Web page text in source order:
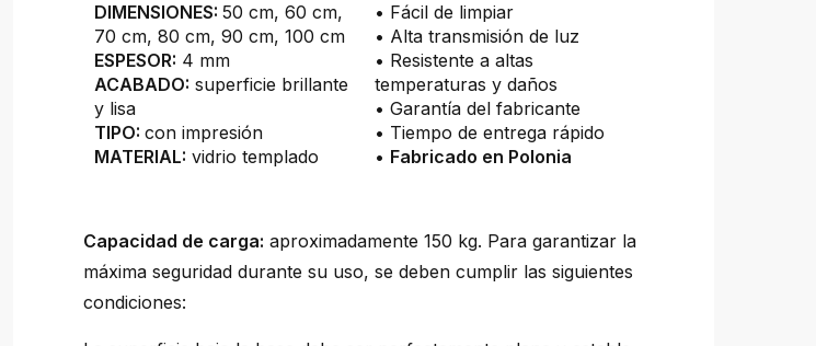
DIMENSIONES: 50 cm, 60 cm,
70 cm, 80 cm, 90 cm, 100 cm
ESPESOR: 4 mm
ACABADO: superficie brillante
y lisa
TIPO: con impresión
MATERIAL: vidrio templado
• Fácil de limpiar
• Alta transmisión de luz
• Resistente a altas
temperaturas y daños
• Garantía del fabricante
• Tiempo de entrega rápido
• Fabricado en Polonia
Capacidad de carga: aproximadamente 150 kg. Para garantizar la
máxima seguridad durante su uso, se deben cumplir las siguientes
condiciones: